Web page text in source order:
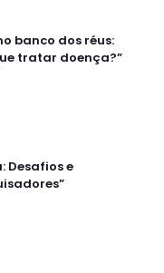
banco dos réus:
tratar doença?”
Desafios e